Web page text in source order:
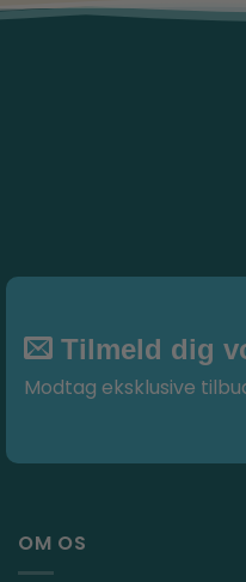
Tilmeld dig
Modtag eksklusive
OM OS